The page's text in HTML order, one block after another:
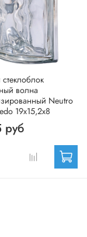
волна
Neutro
19x15,2x8
руб